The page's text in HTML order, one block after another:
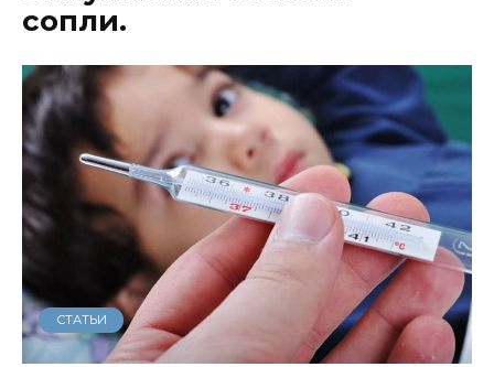
сопли.
СТАТЬИ